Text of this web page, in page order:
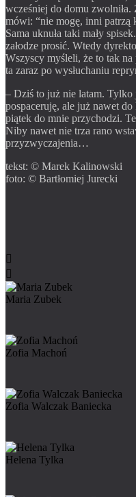
wcześniej do domu zwolniła.
mówi: “nie mogę, inni patrzą
Sama uknuła taki mały
załodze prosić. Wtedy
Wszyscy myśleli, że to tak
ta zaraz po wysłuchaniu
– Dziś to już nie latam. Tylko
pospaceruję, ale już nawet
piątek do mnie przychodzi.
Niby nawet nie trza rano
przyzwyczajenia…
tekst: © Marek Kalinowski
foto: © Bartłomiej Jurecki


Maria Zubek
Zofia Machoń
Zofia Walczak Baniecka
Helena Tylka